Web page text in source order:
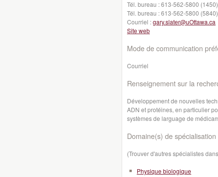
Tél. bureau :613-562-5800 (1450)
Tél. bureau :613-562-5800 (5840)
Courriel :gary.slater@uOttawa.ca
Site web
Mode de communication
Courriel
Renseignement sur la
Développement de nouvelles
ADN et protéines, en particulier
systèmes de larguage de
Domaine(s) de spécialisation
(Trouver d'autres spécialistes
Physique biologique